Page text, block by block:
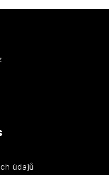
c
v
i
údajů